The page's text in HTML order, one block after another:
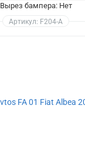
Вырез бампера: Нет
Артикул: F204-A